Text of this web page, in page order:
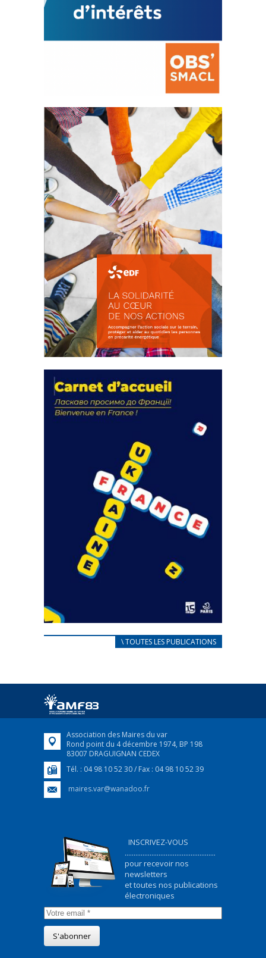
La prévention des conflits
d’intérêts
18 septembre 2023
FEUILLETER
actions
18 septembre 2023
FEUILLETER
CARNET D’ACCUEIL
Afin d’accompagner au mieux les réfugiés
FEUILLETER
\ TOUTES LES PUBLICATIONS
Association des Maires du var
Rond point du 4 décembre 1974, BP 198
83007 DRAGUIGNAN CEDEX
Tél. : 04 98 10 52 30 / Fax : 04 98 10 52 39
maires.var@wanadoo.fr
INSCRIVEZ-VOUS
...................................................
pour recevoir nos
newsletters
et toutes nos publications
électroniques